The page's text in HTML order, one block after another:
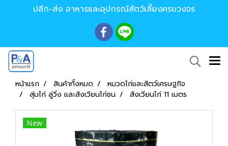
ปลีก-ส่ง อาหารและอุปกรณ์สัตว์เลี้ยงครบวงจร
หน้าแรก สินค้าทั้งหมด
หมวดไก่และสัตว์เศรษฐกิจ
สุ่มไก่ ลู่วิ่ง และสังเวียนไก่ชน
สังเวียนไก่ 11 เมตร
New